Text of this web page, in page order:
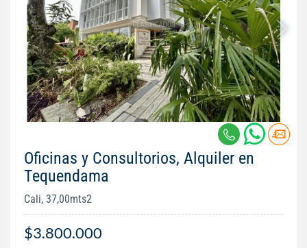
Oficinas y Consultorios, Alquiler en
Tequendama
Cali, 37,00mts2
$3.800.000